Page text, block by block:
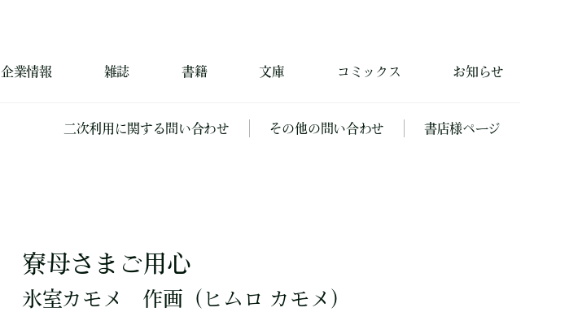
企業情報 雑誌 書籍 文庫 コミックス お知らせ
二次利用に関する問い合わせ その他の問い合わせ 書店様ページ
寮母さまご用心
氷室カモメ 作画 （ヒムロ カモメ）